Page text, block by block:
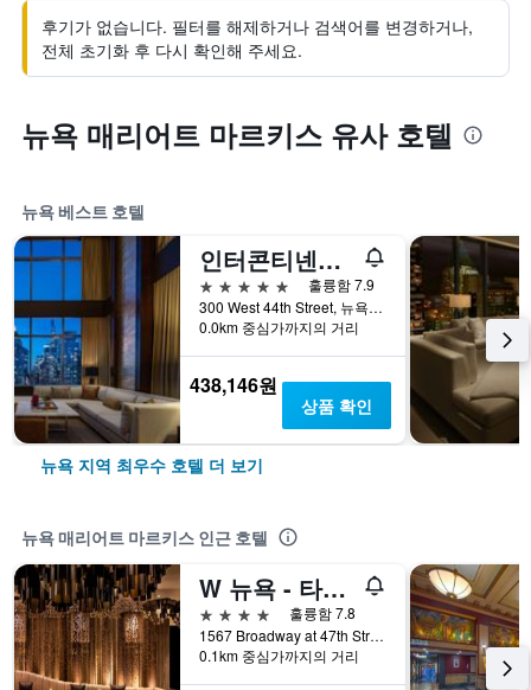
후기가 없습니다. 필터를 해제하거나 검색어를 변경하거나,
전체 초기화 후 다시 확인해 주세요.
뉴욕 매리어트 마르키스 유사 호텔
뉴욕 베스트 호텔
인터콘티넨탈 뉴욕 타임스 스퀘어
5성급
훌륭함 7.9
300 West 44th Street, 뉴욕, NY, 미국
0.0km 중심가까지의 거리
438,146원
상품 확인
뉴욕 지역 최우수 호텔 더 보기
뉴욕 매리어트 마르키스 인근 호텔
W 뉴욕 - 타임스퀘어
4성급
훌륭함 7.8
1567 Broadway at 47th Street, 뉴욕, NY, 미국
0.1km 중심가까지의 거리